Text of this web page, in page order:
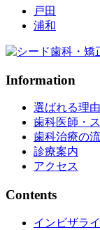
戸田
浦和
Information
選ばれる理由
歯科医師・
歯科治療の
診療案内
アクセス
Contents
インビザラ